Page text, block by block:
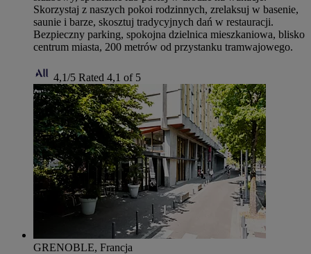
Skorzystaj z naszych pokoi rodzinnych, zrelaksuj w basenie,
saunie i barze, skosztuj tradycyjnych dań w restauracji.
Bezpieczny parking, spokojna dzielnica mieszkaniowa, blisko
centrum miasta, 200 metrów od przystanku tramwajowego.
4,1/5 Rated 4,1 of 5
GRENOBLE, Francja